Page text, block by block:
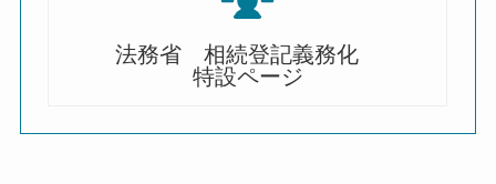
法務省 相続登記義務化
特設ページ